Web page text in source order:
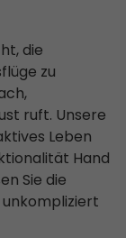
die
zu
ruft. Unsere
Leben
Hand
Sie die